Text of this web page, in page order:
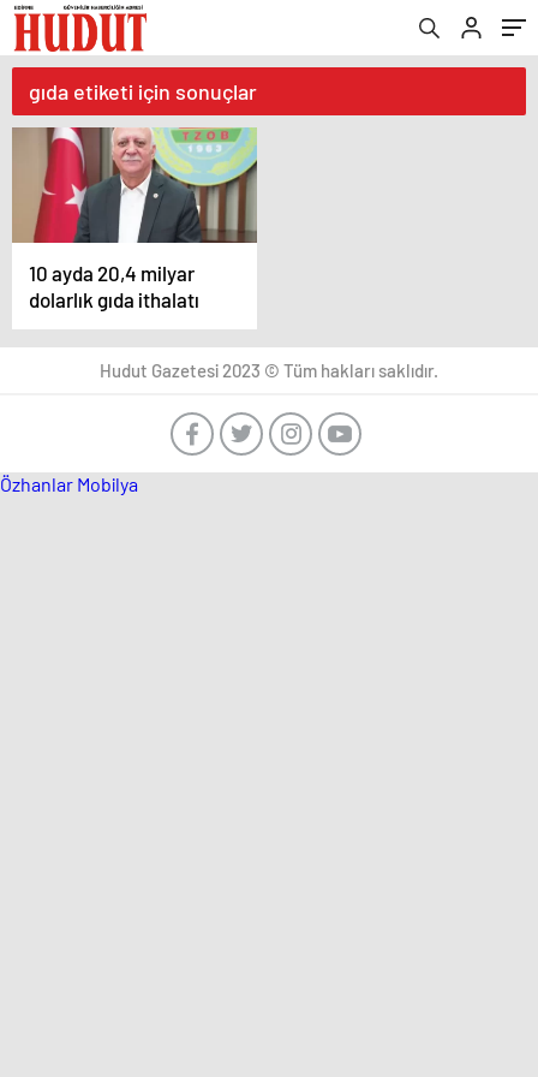
gıda etiketi için sonuçlar
10 ayda 20,4 milyar
dolarlık gıda ithalatı
Hudut Gazetesi 2023 © Tüm hakları saklıdır.
Özhanlar Mobilya